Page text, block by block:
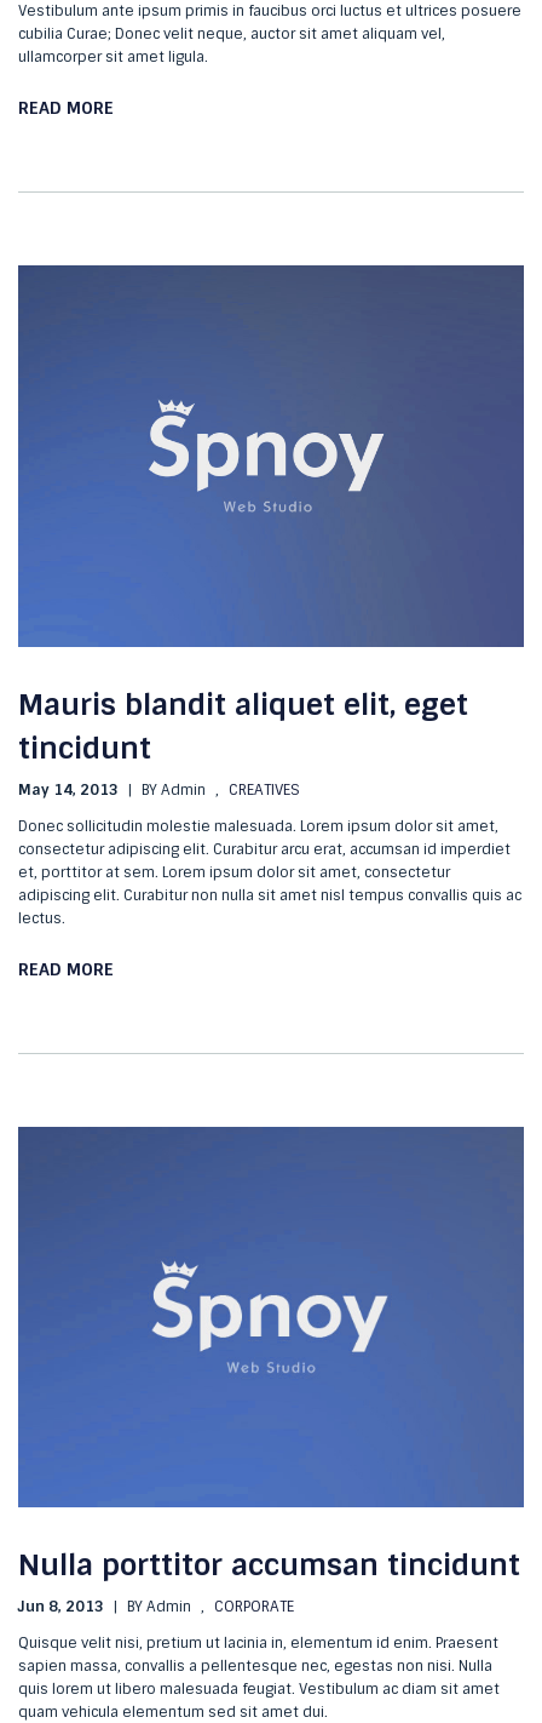
Vestibulum ante ipsum primis in faucibus orci luctus et ultrices posuere
cubilia Curae; Donec velit neque, auctor sit amet aliquam vel,
ullamcorper sit amet ligula.
READ MORE
Mauris blandit aliquet elit, eget
tincidunt
May 14, 2013 | BY Admin , CREATIVES
Donec sollicitudin molestie malesuada. Lorem ipsum dolor sit amet,
consectetur adipiscing elit. Curabitur arcu erat, accumsan id imperdiet
et, porttitor at sem. Lorem ipsum dolor sit amet, consectetur
adipiscing elit. Curabitur non nulla sit amet nisl tempus convallis quis ac
lectus.
READ MORE
Nulla porttitor accumsan tincidunt
Jun 8, 2013 | BY Admin , CORPORATE
Quisque velit nisi, pretium ut lacinia in, elementum id enim. Praesent
sapien massa, convallis a pellentesque nec, egestas non nisi. Nulla
quis lorem ut libero malesuada feugiat. Vestibulum ac diam sit amet
quam vehicula elementum sed sit amet dui.